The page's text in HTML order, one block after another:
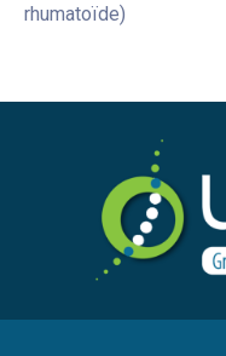
rhumatoïde)